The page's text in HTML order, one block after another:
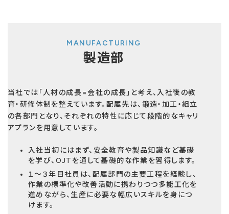
製造部
MANUFACTURING
当社では「人材の成長=会社の成長」と考え、入社後の教
育・研修体制を整えています。配属先は、鍛造・加工・組立
の各部門となり、それぞれの特性に応じて段階的なキャリ
アプランを用意しています。
入社当初にはまず、安全教育や製品知識など基礎
を学び、OJTを通して基礎的な作業を習得します。
１～３年目社員は、配属部門の主要工程を経験し、
作業の標準化や改善活動に携わりつつ多能工化を
進めながら、生産に必要な幅広いスキルを身につ
けます。